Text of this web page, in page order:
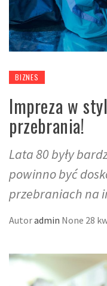
BIZNES
Impreza w
przebrania!
Lata 80 były
powinno być
przebraniach na
Autoradmin None 28